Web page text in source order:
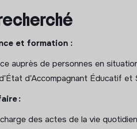
des Tonnelles, 49430 Baracé
VOUS PROPOSONS
CDD de remplacement de 24 mois
4 mai 2026
du travail :
et formation :
auprès de personnes en
d’Accompagnant Éducatif et
:
des actes de la vie